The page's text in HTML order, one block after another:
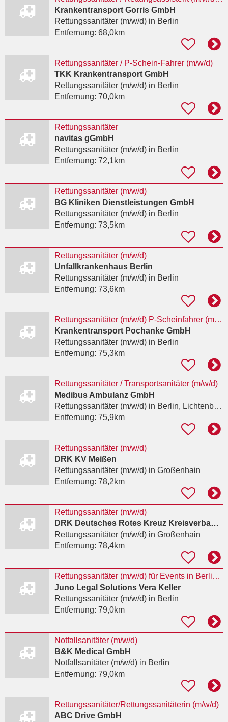
Krankentransport Gorris GmbH
Rettungssanitäter (m/w/d)in Berlin
Entfernung: 68,0km
Rettungssanitäter / P-Schein-Fahrer (m/w/d)
TKK Krankentransport GmbH
Rettungssanitäter (m/w/d)in Berlin
Entfernung: 70,0km
Rettungssanitäter
navitas gGmbH
Rettungssanitäter (m/w/d)in Berlin
Entfernung: 72,1km
Rettungssanitäter (m/w/d)
BG Kliniken Dienstleistungen GmbH
Rettungssanitäter (m/w/d)in Berlin
Entfernung: 73,5km
Rettungssanitäter (m/w/d)
Unfallkrankenhaus Berlin
Rettungssanitäter (m/w/d)in Berlin
Entfernung: 73,6km
Rettungssanitäter (m/w/d) P-Scheinfahrer (m/w/d) Disponenten (m/w/d)
Krankentransport Pochanke GmbH
Rettungssanitäter (m/w/d)in Berlin
Entfernung: 75,3km
Rettungssanitäter / Transportsanitäter (m/w/d)
Medibus Ambulanz GmbH
Rettungssanitäter (m/w/d)in Berlin, Lichtenberg
Entfernung: 75,9km
Rettungssanitäter (m/w/d)
DRK KV Meißen
Rettungssanitäter (m/w/d)in Großenhain
Entfernung: 78,2km
Rettungssanitäter (m/w/d)
DRK Deutsches Rotes Kreuz Kreisverband Großenhain e.V.
Rettungssanitäter (m/w/d)in Großenhain
Entfernung: 78,4km
Rettungssanitäter (m/w/d) für Events in Berlin/Brandenburg
Juno Legal Solutions Vera Keller
Rettungssanitäter (m/w/d)in Berlin
Entfernung: 79,0km
Notfallsanitäter (m/w/d)
B&K Medical GmbH
Notfallsanitäter (m/w/d)in Berlin
Entfernung: 79,0km
Rettungssanitäter/Rettungssanitäterin (m/w/d)
ABC Drive GmbH